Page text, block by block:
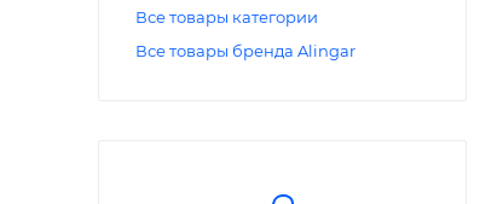
Все товары категории
Все товары бренда Alingar